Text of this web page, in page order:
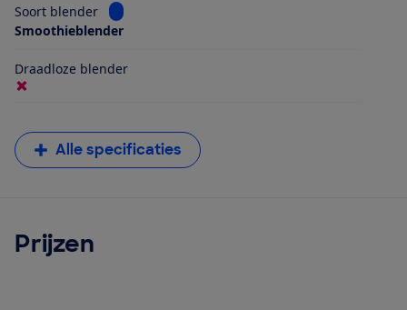
Soort blender
Bekijk informatie voor Soort blender
Smoothieblender
Draadloze blender
Alle specificaties
Prijzen